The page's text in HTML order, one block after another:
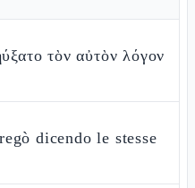
τὸν αὐτὸν λόγον
dicendo le stesse